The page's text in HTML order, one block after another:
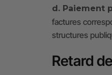
d. Paiement
factures
structures
Retard